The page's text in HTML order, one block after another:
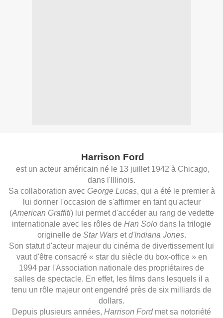
Harrison Ford
est un acteur américain né le 13 juillet 1942 à Chicago,
dans l'Illinois.
Sa collaboration avec George Lucas, qui a été le premier à
lui donner l'occasion de s'affirmer en tant qu'acteur
(American Graffiti) lui permet d'accéder au rang de vedette
internationale avec les rôles de Han Solo dans la trilogie
originelle de Star Warsetd'Indiana Jones.
Son statut d'acteur majeur du cinéma de divertissement lui
vaut d'être consacré « star du siècle du box-office » en
1994 par l'Association nationale des propriétaires de
salles de spectacle. En effet, les films dans lesquels il a
tenu un rôle majeur ont engendré près de six milliards de
dollars.
Depuis plusieurs années, Harrison Fordmet sa notoriété